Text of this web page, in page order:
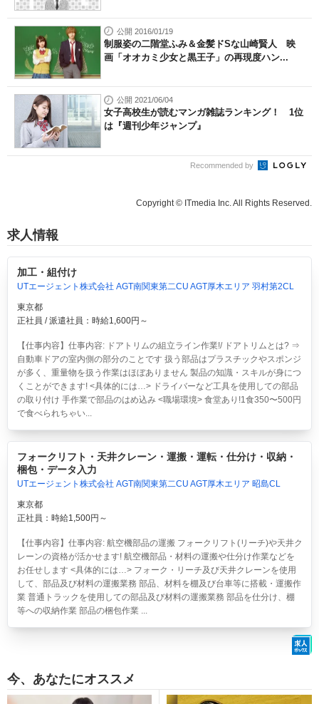
公開 2016/01/19
制服姿の二階堂ふみ＆金髪ドSな山崎賢人 映
画「オオカミ少女と黒王子」の再現度ハン...
公開 2021/06/04
女子高校生が読むマンガ雑誌ランキング！ 1位
は『週刊少年ジャンプ』
Recommended by
Copyright © ITmedia Inc. All Rights Reserved.
求人情報
加工・組付け
UTエージェント株式会社 AGT南関東第二CU AGT厚木エリア 羽村第2CL
東京都
正社員 / 派遣社員：時給1,600円～
【仕事内容】仕事内容: ドアトリムの組立ライン作業!/ ドアトリムとは? ⇒
自動車ドアの室内側の部分のことです 扱う部品はプラスチックやスポンジ
が多く、重量物を扱う作業はほぼありません 製品の知識・スキルが身につ
くことができます! <具体的には…> ドライバーなど工具を使用しての部品
の取り付け 手作業で部品のはめ込み <職場環境> 食堂あり!1食350〜500円
で食べられちゃい...
フォークリフト・天井クレーン・運搬・運転・仕分け・収納・
梱包・データ入力
UTエージェント株式会社 AGT南関東第二CU AGT厚木エリア 昭島CL
東京都
正社員：時給1,500円～
【仕事内容】仕事内容: 航空機部品の運搬 フォークリフト(リーチ)や天井ク
レーンの資格が活かせます! 航空機部品・材料の運搬や仕分け作業などを
お任せします <具体的には…> フォーク・リーチ及び天井クレーンを使用
して、部品及び材料の運搬業務 部品、材料を棚及び台車等に搭載・運搬作
業 普通トラックを使用しての部品及び材料の運搬業務 部品を仕分け、棚
等への収納作業 部品の梱包作業 ...
今、あなたにオススメ